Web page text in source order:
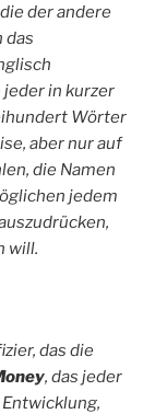
der andere
das
in kurzer
Wörter
aber nur auf
die Namen
jedem
will.
das die
, das jeder